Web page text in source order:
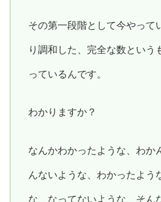
その第一段階として今やって
り調和した、完全な数という
っているんです。
わかりますか？
なんかわかったような、わか
んないような、わかったよう
な、なってないような、そん